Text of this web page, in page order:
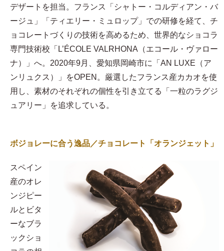
デザートを担当。フランス「シャトー・コルディアン・バ
ージュ」「ティエリー・ミュロップ」での研修を経て、チ
ョコレートづくりの技術を高めるため、世界的なショコラ
専門技術校「L’ÉCOLE VALRHONA（エコール・ヴァロー
ナ）」へ。2020年9月、愛知県岡崎市に「AN LUXE（ア
ンリュクス）」をOPEN。厳選したフランス産カカオを使
用し、素材のそれぞれの個性を引き立てる「一粒のラグジ
ュアリー」を追求している。
ボジョレーに合う逸品／チョコレート「オランジェット」
スペイン
産のオレ
ンジピー
ルとビタ
ーなブラ
ックショ